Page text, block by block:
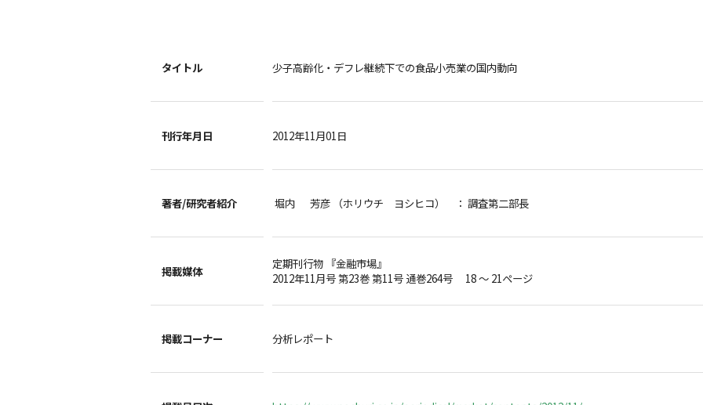
タイトル 少子高齢化・デフレ継続下での食品小売業の国内動向
刊行年月日 2012年11月01日
著者/研究者紹介 堀内 芳彦 （ホリウチ ヨシヒコ） ： 調査第二部長
掲載媒体
定期刊行物 『金融市場』
2012年11月号 第23巻 第11号 通巻264号 18 ～ 21ページ
掲載コーナー 分析レポート